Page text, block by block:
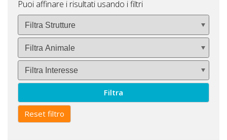
Puoi affinare i risultati usando i filtri
Filtra
Reset filtro